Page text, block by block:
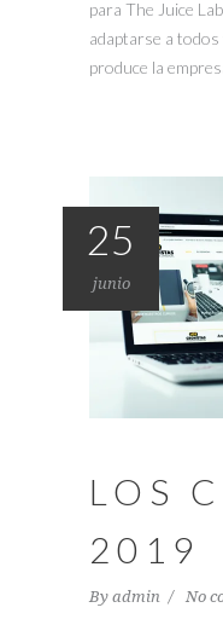
para The Juice
adaptarse a
produce la
25
junio
LOS
2019
By admin No